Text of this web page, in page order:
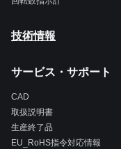
技術情報
サービス・サポート
CAD
取扱説明書
生産終了品
EU_RoHS指令対応情報